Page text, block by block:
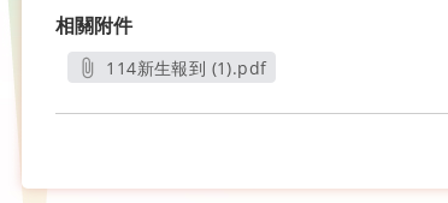
相關附件
114新生報到 (1).pdf